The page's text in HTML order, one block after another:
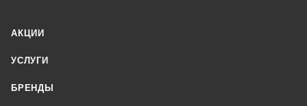
АКЦИИ
УСЛУГИ
БРЕНДЫ